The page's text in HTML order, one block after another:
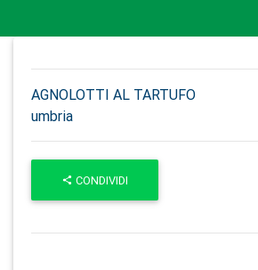
AGNOLOTTI AL TARTUFO
umbria
CONDIVIDI